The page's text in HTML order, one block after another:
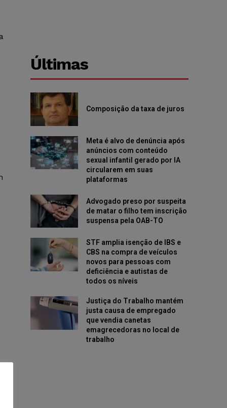
Últimas
Composição da taxa de juros
Meta é alvo de denúncia após
anúncios com conteúdo
sexual infantil gerado por IA
circularem em suas
plataformas
Advogado preso por suspeita
de matar o filho tem inscrição
suspensa pela OAB-TO
STF amplia isenção de IBS e
CBS na compra de veículos
novos para pessoas com
deficiência e autistas de
todos os níveis
Justiça do Trabalho mantém
justa causa de empregado
que vendia canetas
emagrecedoras no local de
trabalho